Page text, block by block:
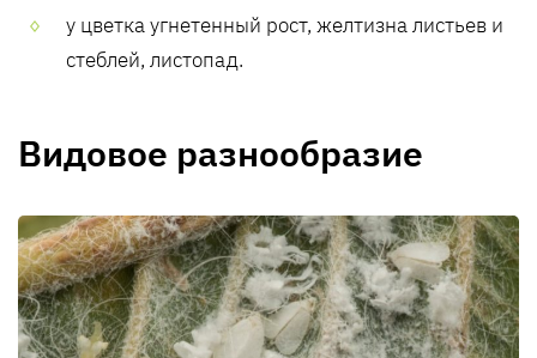
у цветка угнетенный рост, желтизна листьев и
стеблей, листопад.
Видовое разнообразие